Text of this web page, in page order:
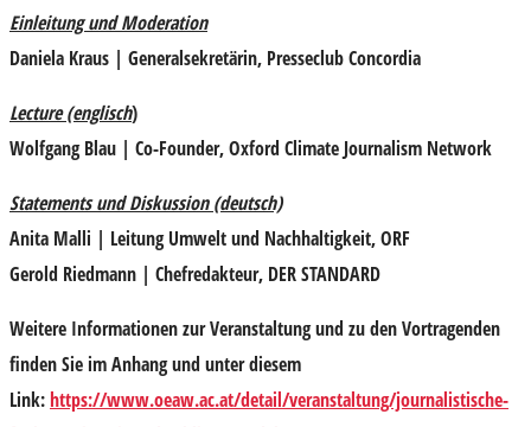
Einleitung und Moderation
Daniela Kraus | Generalsekretärin, Presseclub Concordia
Lecture(englisch)
Wolfgang Blau | Co-Founder, Oxford Climate Journalism Network
Statements und Diskussion(deutsch)
Anita Malli | Leitung Umwelt und Nachhaltigkeit, ORF
Gerold Riedmann | Chefredakteur, DER STANDARD
Weitere Informationen zur Veranstaltung und zu den Vortragenden
finden Sie im Anhang und unter diesem
Link:https://www.oeaw.ac.at/detail/veranstaltung/journalistische-